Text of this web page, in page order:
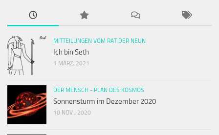
MITTEILUNGEN VOM RAT DER NEUN
Ich bin Seth
1 MÄRZ, 2021
DER MENSCH - PLAN DES KOSMOS
Sonnensturm im Dezember 2020
10 NOV., 2020